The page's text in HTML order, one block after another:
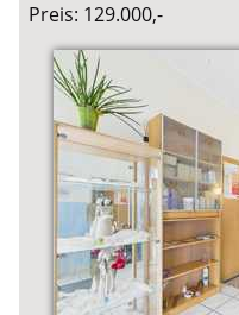
Preis: 129.000,-